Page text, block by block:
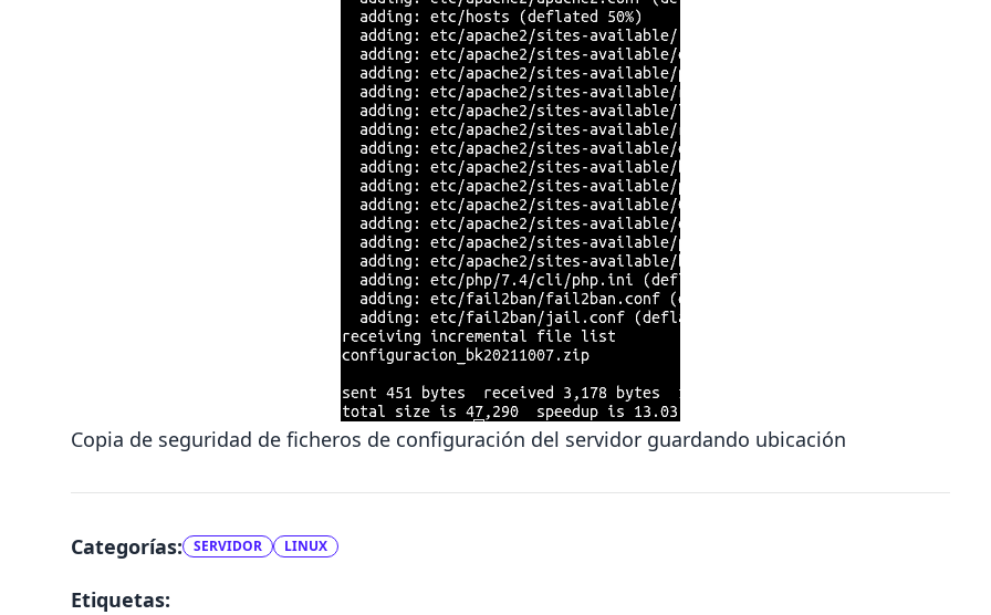
Copia de seguridad de ficheros de configuración del servidor guardando ubicación
Categorías: SERVIDOR LINUX
Etiquetas: